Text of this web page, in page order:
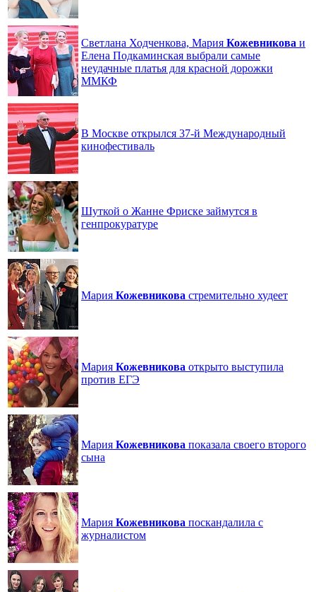
Светлана Ходченкова, Мария Кожевникова и
Елена Подкаминская выбрали самые
неудачные платья для красной дорожки
ММКФ
В Москве открылся 37-й Международный
кинофестиваль
Шуткой о Жанне Фриске займутся в
генпрокуратуре
Мария Кожевникова стремительно худеет
Мария Кожевникова открыто выступила
против ЕГЭ
Мария Кожевникова показала своего второго
сына
Мария Кожевникова поскандалила с
журналистом